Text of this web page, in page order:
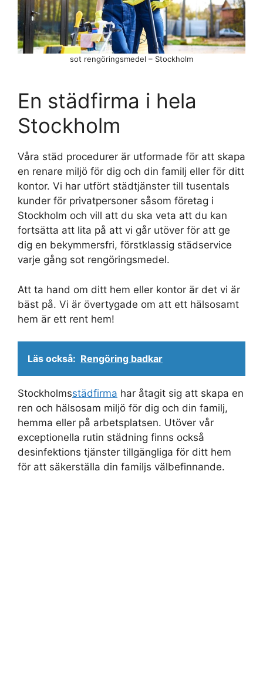
En städfirma i hela
Stockholm
Våra städ procedurer är utformade för att skapa
en renare miljö för dig och din familj eller för ditt
kontor. Vi har utfört städtjänster till tusentals
kunder för privatpersoner såsom företag i
Stockholm och vill att du ska veta att du kan
fortsätta att lita på att vi går utöver för att ge
dig en bekymmersfri, förstklassig städservice
varje gång sot rengöringsmedel.
Att ta hand om ditt hem eller kontor är det vi är
bäst på. Vi är övertygade om att ett hälsosamt
hem är ett rent hem!
Läs också: Rengöring badkar
Stockholmsstädfirma har åtagit sig att skapa en
ren och hälsosam miljö för dig och din familj,
hemma eller på arbetsplatsen. Utöver vår
exceptionella rutin städning finns också
desinfektions tjänster tillgängliga för ditt hem
för att säkerställa din familjs välbefinnande.
sot rengöringsmedel – Stockholm